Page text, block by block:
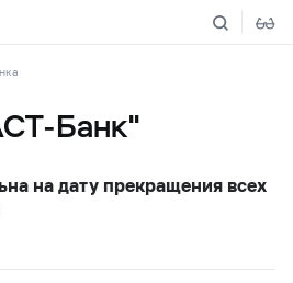
Банк"
на дату прекращения всех